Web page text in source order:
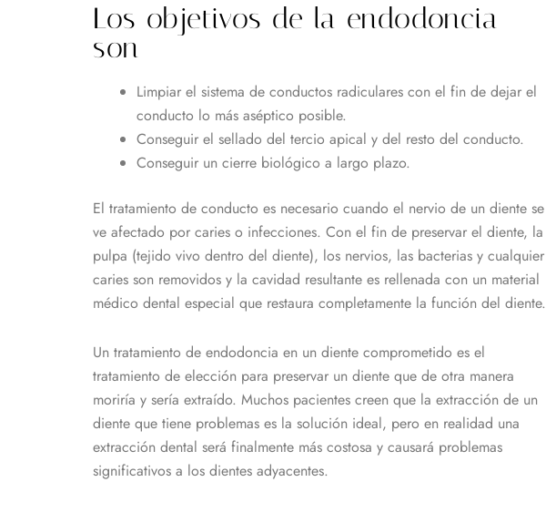
Los objetivos de la endodoncia
son
Limpiar el sistema de conductos radiculares con el fin de dejar el
conducto lo más aséptico posible.
Conseguir el sellado del tercio apical y del resto del conducto.
Conseguir un cierre biológico a largo plazo.
El tratamiento de conducto es necesario cuando el nervio de un diente se
ve afectado por caries o infecciones. Con el fin de preservar el diente, la
pulpa (tejido vivo dentro del diente), los nervios, las bacterias y cualquier
caries son removidos y la cavidad resultante es rellenada con un material
médico dental especial que restaura completamente la función del diente.
Un tratamiento de endodoncia en un diente comprometido es el
tratamiento de elección para preservar un diente que de otra manera
moriría y sería extraído. Muchos pacientes creen que la extracción de un
diente que tiene problemas es la solución ideal, pero en realidad una
extracción dental será finalmente más costosa y causará problemas
significativos a los dientes adyacentes.